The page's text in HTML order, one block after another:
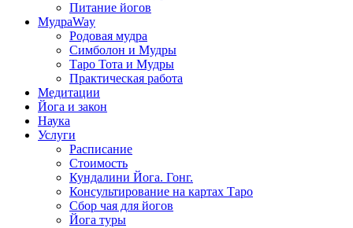
Питание йогов
МудраWay
Родовая мудра
Симболон и Мудры
Таро Тота и Мудры
Практическая работа
Медитации
Йога и закон
Наука
Услуги
Расписание
Стоимость
Кундалини Йога. Гонг.
Консультирование на картах Таро
Сбор чая для йогов
Йога туры